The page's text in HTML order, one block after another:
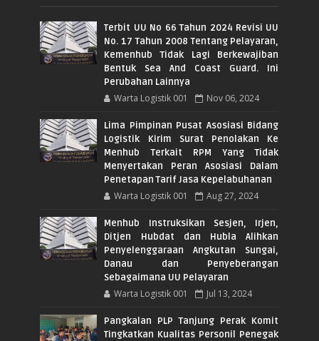
Terbit UU No 66 Tahun 2024 Revisi UU
No. 17 Tahun 2008 Tentang Pelayaran,
Kemenhub Tidak Lagi Berkewajiban
Bentuk Sea And Coast Guard. Ini
Perubahan Lainnya
Warta Logistik 001 Nov 06, 2024
Lima Pimpinan Pusat Asosiasi Bidang
Logistik Kirim Surat Penolakan Ke
Menhub Terkait RPM Yang Tidak
Menyertakan Peran Asosiasi Dalam
Penetapan Tarif Jasa Kepelabuhanan
Warta Logistik 001 Aug 27, 2024
Menhub Instruksikan Sesjen, Irjen,
Ditjen Hubdat dan Hubla Alihkan
Penyelenggaraan Angkutan Sungai,
Danau dan Penyeberangan
Sebagaimana UU Pelayaran
Warta Logistik 001 Jul 13, 2024
Pangkalan PLP Tanjung Perak Komit
Tingkatkan Kualitas Personil Penegak